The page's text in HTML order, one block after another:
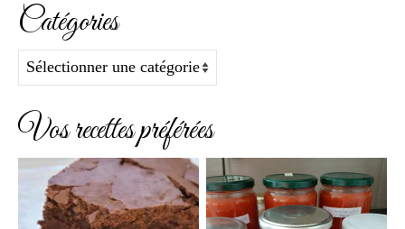
Catégories
Catégories
Vos recettes préférées